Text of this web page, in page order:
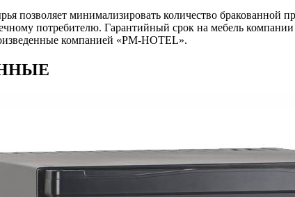
позволяет минимализировать количество
потребителю. Гарантийный срок на мебель
компанией «PM-HOTEL».